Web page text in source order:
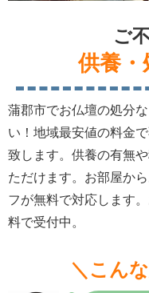
ご
供養・
蒲郡市でお仏壇の処分
い！地域最安値の料金
致します。供養の有無
ただけます。お部屋か
フが無料で対応します
料で受付中。
＼こん